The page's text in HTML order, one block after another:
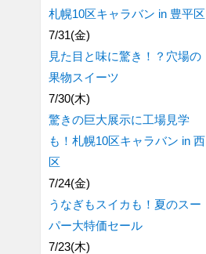
札幌10区キャラバン in 豊平区
7/31(金)
見た目と味に驚き！？穴場の
果物スイーツ
7/30(木)
驚きの巨大展示に工場見学
も！札幌10区キャラバン in 西
区
7/24(金)
うなぎもスイカも！夏のスー
パー大特価セール
7/23(木)